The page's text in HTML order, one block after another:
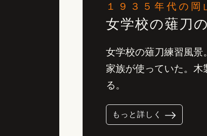
１９３５年代の岡
女学校の薙刀
女学校の薙刀練習風
家族が使っていた。
る。
もっと詳しく